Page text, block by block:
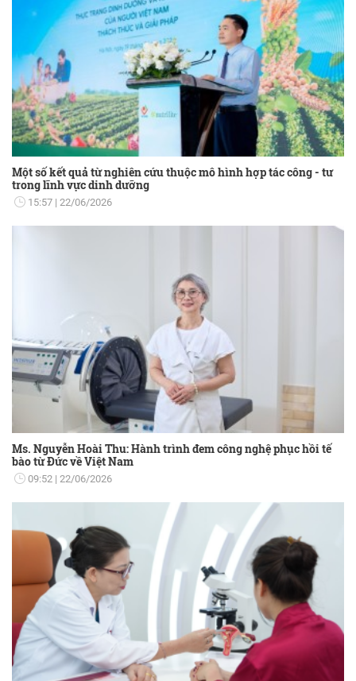
Một số kết quả từ nghiên cứu thuộc mô hình hợp tác công - tư
trong lĩnh vực dinh dưỡng
15:57 22/06/2026
Ms. Nguyễn Hoài Thu: Hành trình đem công nghệ phục hồi tế
bào từ Đức về Việt Nam
09:52 22/06/2026